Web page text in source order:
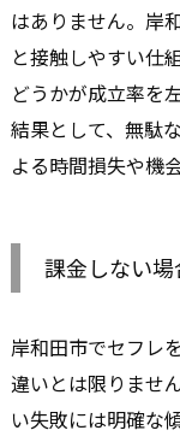
はありません。岸
と接触しやすい仕
どうかが成立率を
結果として、無駄
よる時間損失や機
課金しない
岸和田市でセフレ
違いとは限りませ
い失敗には明確な